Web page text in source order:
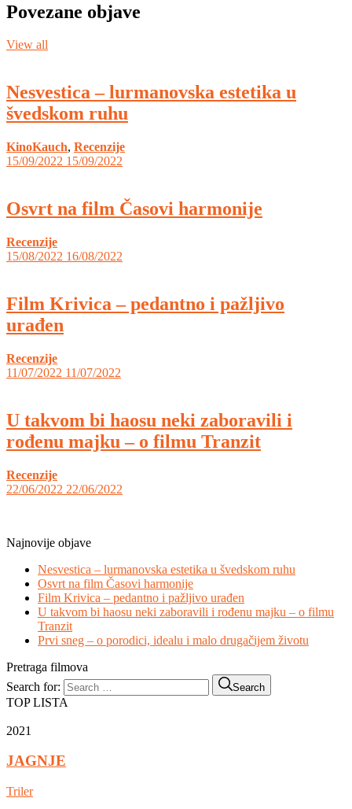
Povezane objave
View all
Nesvestica – lurmanovska estetika u
švedskom ruhu
KinoKauch, Recenzije
15/09/2022 15/09/2022
Osvrt na film Časovi harmonije
Recenzije
15/08/2022 16/08/2022
Film Krivica – pedantno i pažljivo
urađen
Recenzije
11/07/2022 11/07/2022
U takvom bi haosu neki zaboravili i
rođenu majku – o filmu Tranzit
Recenzije
22/06/2022 22/06/2022
Najnovije objave
Nesvestica – lurmanovska estetika u švedskom ruhu
Osvrt na film Časovi harmonije
Film Krivica – pedantno i pažljivo urađen
U takvom bi haosu neki zaboravili i rođenu majku – o filmu
Tranzit
Prvi sneg – o porodici, idealu i malo drugačijem životu
Pretraga filmova
Search for:
Search
TOP LISTA
2021
JAGNJE
Triler